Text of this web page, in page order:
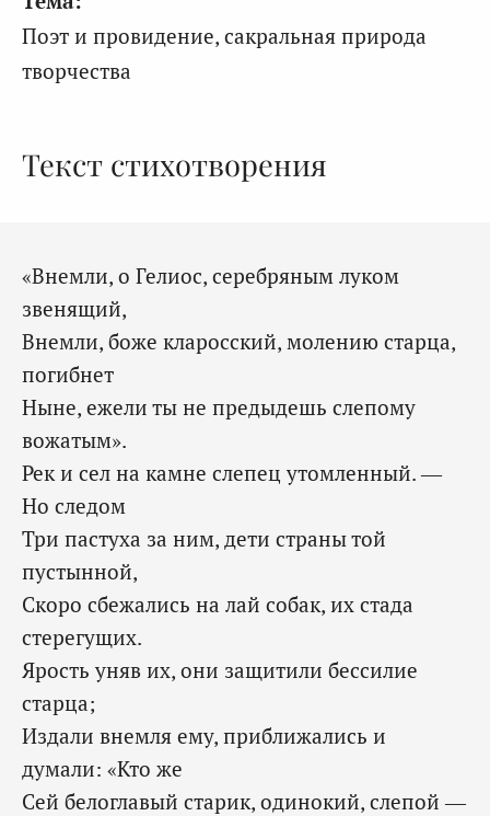
Поэт и провидение, сакральная природа
творчества
Текст стихотворения
«Внемли, о Гелиос, серебряным луком
звенящий,
Внемли, боже кларосский, молению старца,
погибнет
Ныне, ежели ты не предыдешь слепому
вожатым».
Рек и сел на камне слепец утомленный. —
Но следом
Три пастуха за ним, дети страны той
пустынной,
Скоро сбежались на лай собак, их стада
стерегущих.
Ярость уняв их, они защитили бессилие
старца;
Издали внемля ему, приближались и
думали: «Кто же
Сей белоглавый старик, одинокий, слепой —